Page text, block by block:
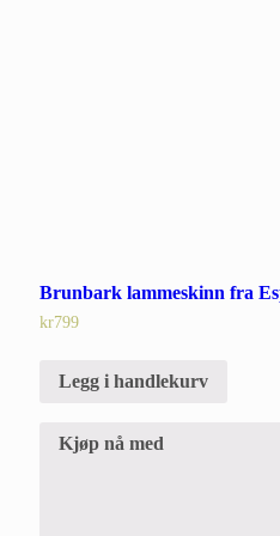
Brunbark lammeskinn fra
kr799
Legg i handlekurv
Kjøp nå med